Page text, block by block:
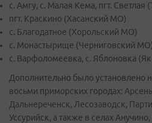
с. Амгу, с. Малая Кема, пгт.
пгт. Краскино (Хасанский МО)
с. Благодатное (Хорольский МО)
с. Монастырище (Черниговский МО)
с. Варфоломеевка, с. Яблоновка
Дополнительно было установлено
восьми приморских городах:
Дальнереченск, Лесозаводск,
Уссурийск, а также в селах